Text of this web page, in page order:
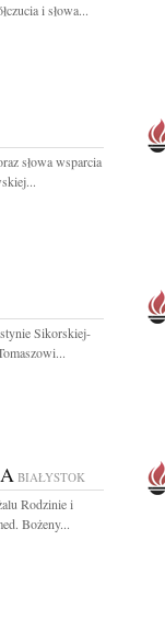
i słowa...
słowa wsparcia
Sikorskiej-
BIAŁYSTOK
Rodzinie i
Bożeny...